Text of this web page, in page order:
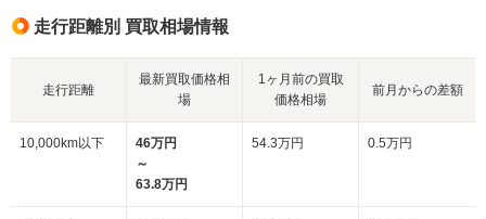
走行距離別 買取相場情報
走行距離
最新買取価格相
場
1ヶ月前の買取
価格相場
前月からの差額
10,000km以下
46万円
～
63.8万円
54.3万円 0.5万円